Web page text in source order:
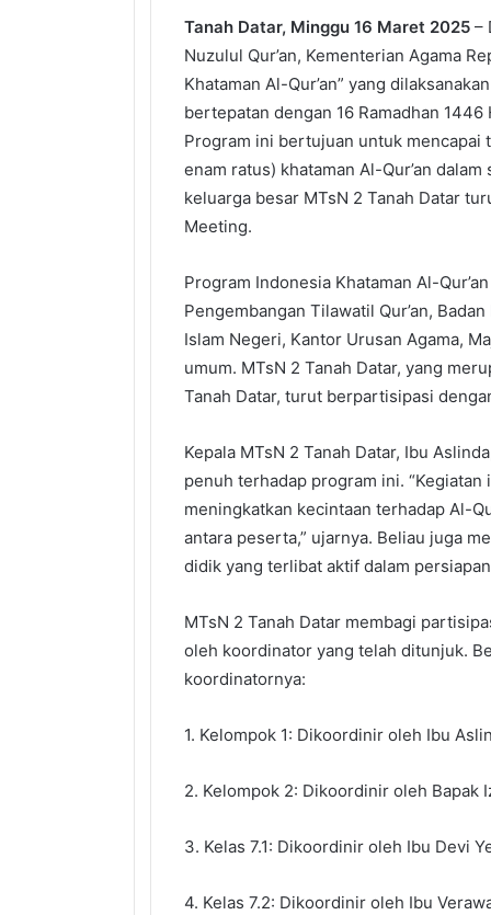
Tanah Datar, Minggu 16 Maret 2025 –
Nuzulul Qur’an, Kementerian Agama
Khataman Al-Qur’an” yang
bertepatan dengan 16 Ramadhan 1446
Program ini bertujuan untuk mencapai
enam ratus) khataman Al-Qur’an
keluarga besar MTsN 2 Tanah Datar
Meeting.
Program Indonesia Khataman Al-
Pengembangan Tilawatil Qur’an,
Islam Negeri, Kantor Urusan Agama,
umum. MTsN 2 Tanah Datar, yang
Tanah Datar, turut berpartisipasi
Kepala MTsN 2 Tanah Datar, Ibu
penuh terhadap program ini.
meningkatkan kecintaan terhadap Al-
antara peserta,” ujarnya. Beliau juga
didik yang terlibat aktif dalam
MTsN 2 Tanah Datar membagi
oleh koordinator yang telah ditunjuk.
koordinatornya:
1. Kelompok 1: Dikoordinir oleh Ibu
2. Kelompok 2: Dikoordinir oleh Bapak
3. Kelas 7.1: Dikoordinir oleh Ibu Devi
4. Kelas 7.2: Dikoordinir oleh Ibu